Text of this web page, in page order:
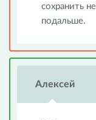
сохранить
подальше.
Алексей